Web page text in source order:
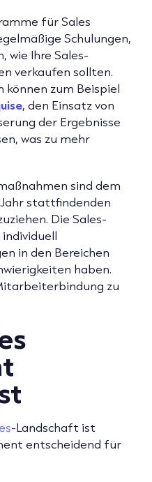
für Sales
Schulungen,
wie Ihre Sales-
verkaufen sollten.
können zum Beispiel
, den Einsatz von
der Ergebnisse
was zu mehr
sind dem
stattfindenden
Die Sales-
in den Bereichen
haben.
zu
-Landschaft ist
entscheidend für